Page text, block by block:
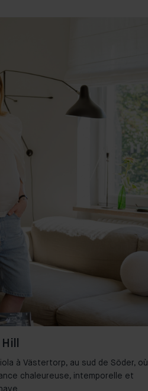
à Västertorp, au sud de Söder, où
chaleureuse, intemporelle et